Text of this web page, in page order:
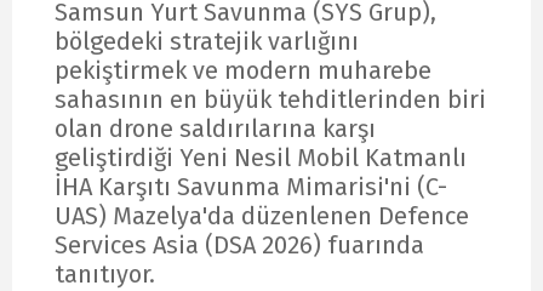
Samsun Yurt Savunma (SYS Grup),
bölgedeki stratejik varlığını
pekiştirmek ve modern muharebe
sahasının en büyük tehditlerinden biri
olan drone saldırılarına karşı
geliştirdiği Yeni Nesil Mobil Katmanlı
İHA Karşıtı Savunma Mimarisi'ni (C-
UAS) Mazelya'da düzenlenen Defence
Services Asia (DSA 2026) fuarında
tanıtıyor.